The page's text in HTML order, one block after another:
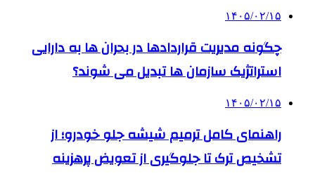
۱۴۰۵/۰۲/۱۵
چگونه مدیریت قراردادها در بحران ها به دارایی
استراتژیک سازمان ها تبدیل می شوند؟
۱۴۰۵/۰۲/۱۵
راهنمای کامل ترمیم شیشه جلو خودرو؛ از
تشخیص ترک تا جلوگیری از تعویض پرهزینه